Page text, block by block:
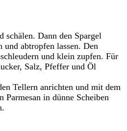
schälen. Dann den Spargel
und abtropfen lassen. Den
und klein zupfen. Für
Salz, Pfeffer und Öl
Tellern anrichten und mit dem
Parmesan in dünne Scheiben